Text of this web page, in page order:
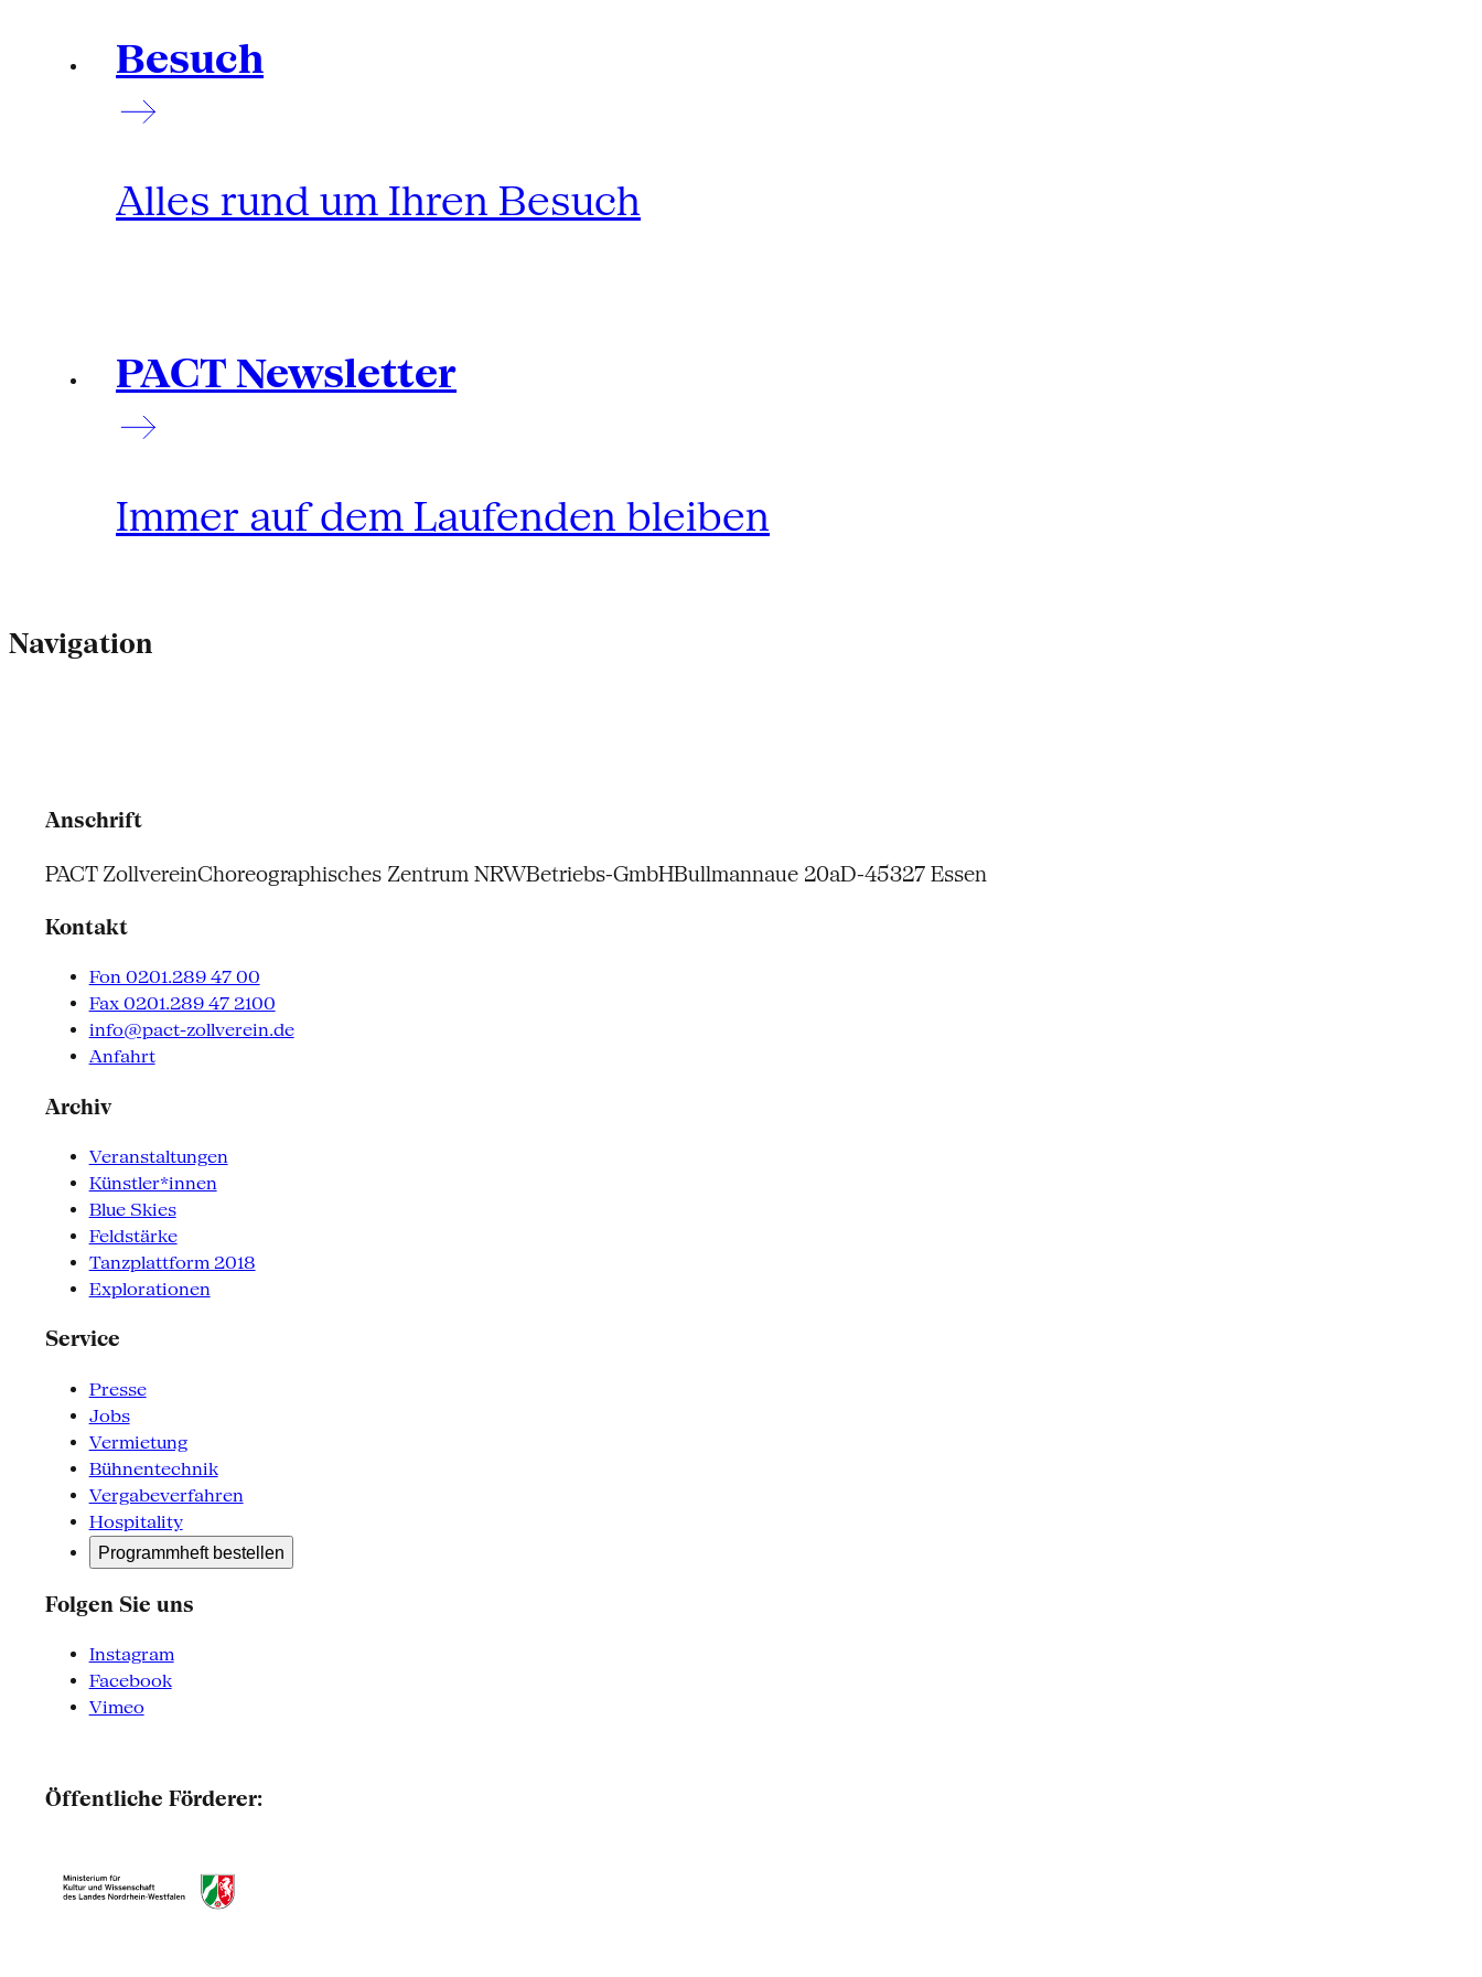
Besuch
Alles rund um Ihren Besuch
PACT Newsletter
Immer auf dem Laufenden bleiben
Navigation
Anschrift
PACT ZollvereinChoreographisches Zentrum NRWBetriebs-GmbHBullmannaue 20aD-45327 Essen
Kontakt
Fon 0201.289 47 00
Fax 0201.289 47 2100
info@pact-zollverein.de
Anfahrt
Archiv
Veranstaltungen
Künstler*innen
Blue Skies
Feldstärke
Tanzplattform 2018
Explorationen
Service
Presse
Jobs
Vermietung
Bühnentechnik
Vergabeverfahren
Hospitality
Programmheft bestellen
Folgen Sie uns
Instagram
Facebook
Vimeo
Öffentliche Förderer: